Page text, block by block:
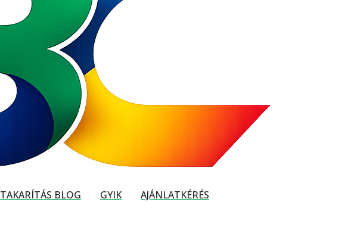
TAKARÍTÁS BLOG GYIK AJÁNLATKÉRÉS